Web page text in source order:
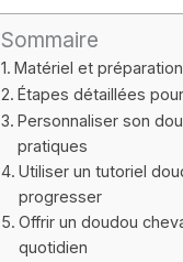
Sommaire
Matériel et
Étapes détaillées
Personnaliser son
pratiques
Utiliser un tutoriel
progresser
Offrir un doudou
quotidien